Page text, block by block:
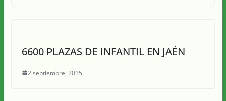
6600 PLAZAS DE INFANTIL EN JAÉN
2 septiembre, 2015